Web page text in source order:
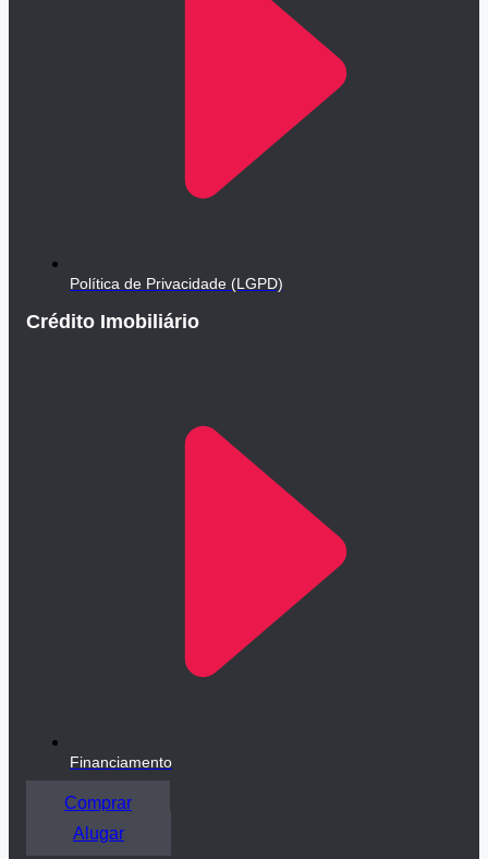
Política de Privacidade (LGPD)
Crédito Imobiliário
Financiamento
Comprar
Alugar